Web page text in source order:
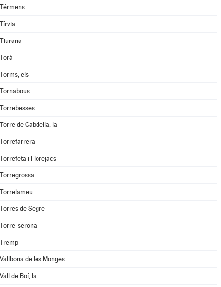
Térmens
Tírvia
Tiurana
Torà
Torms, els
Tornabous
Torrebesses
Torre de Cabdella, la
Torrefarrera
Torrefeta i Florejacs
Torregrossa
Torrelameu
Torres de Segre
Torre-serona
Tremp
Vallbona de les Monges
Vall de Boí, la